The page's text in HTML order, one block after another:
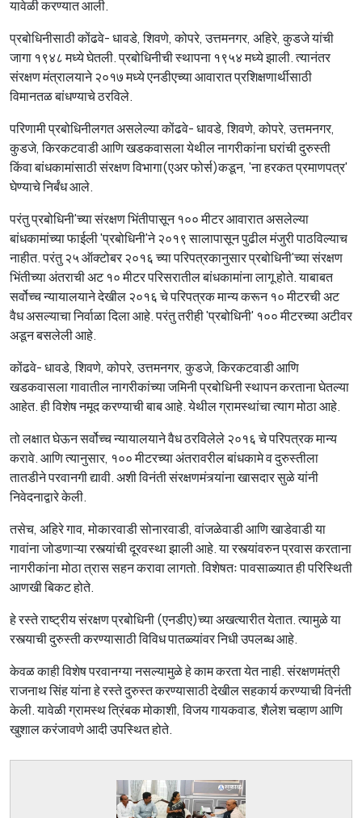
यावेळी करण्यात आली.
प्रबोधिनीसाठी कोंढवे- धावडे, शिवणे, कोपरे, उत्तमनगर, अहिरे, कुडजे यांची
जागा १९४८ मध्ये घेतली. प्रबोधिनीची स्थापना १९५४ मध्ये झाली. त्यानंतर
संरक्षण मंत्रालयाने २०१७ मध्ये एनडीएच्या आवारात प्रशिक्षणार्थीसाठी
विमानतळ बांधण्याचे ठरविले.
परिणामी प्रबोधिनीलगत असलेल्या कोंढवे- धावडे, शिवणे, कोपरे, उत्तमनगर,
कुडजे, किरकटवाडी आणि खडकवासला येथील नागरीकांना घरांची दुरुस्ती
किंवा बांधकामांसाठी संरक्षण विभागा(एअर फोर्स)कडून, 'ना हरकत प्रमाणपत्र'
घेण्याचे निर्बंध आले.
परंतु प्रबोधिनी'च्या संरक्षण भिंतीपासून १०० मीटर आवारात असलेल्या
बांधकामांच्या फाईली 'प्रबोधिनी'ने २०१९ सालापासून पुढील मंजुरी पाठविल्याच
नाहीत. परंतु २५ ऑक्टोबर २०१६ च्या परिपत्रकानुसार प्रबोधिनी'च्या संरक्षण
भिंतीच्या अंतराची अट १० मीटर परिसरातील बांधकामांना लागू होते. याबाबत
सर्वोच्च न्यायालयाने देखील २०१६ चे परिपत्रक मान्य करून १० मीटरची अट
वैध असल्याचा निर्वाळा दिला आहे. परंतु तरीही 'प्रबोधिनी' १०० मीटरच्या अटीवर
अडून बसलेली आहे.
कोंढवे- धावडे, शिवणे, कोपरे, उत्तमनगर, कुडजे, किरकटवाडी आणि
खडकवासला गावातील नागरीकांच्या जमिनी प्रबोधिनी स्थापन करताना घेतल्या
आहेत. ही विशेष नमूद करण्याची बाब आहे. येथील ग्रामस्थांचा त्याग मोठा आहे.
तो लक्षात घेऊन सर्वोच्च न्यायालयाने वैध ठरविलेले २०१६ चे परिपत्रक मान्य
करावे. आणि त्यानुसार, १०० मीटरच्या अंतरावरील बांधकामे व दुरुस्तीला
तातडीने परवानगी द्यावी. अशी विनंती संरक्षणमंत्र्यांना खासदार सुळे यांनी
निवेदनाद्वारे केली.
तसेच, अहिरे गाव, मोकारवाडी सोनारवाडी, वांजळेवाडी आणि खाडेवाडी या
गावांना जोडणाऱ्या रस्त्यांची दूरवस्था झाली आहे. या रस्त्यांवरुन प्रवास करताना
नागरीकांना मोठा त्रास सहन करावा लागतो. विशेषतः पावसाळ्यात ही परिस्थिती
आणखी बिकट होते.
हे रस्ते राष्ट्रीय संरक्षण प्रबोधिनी (एनडीए)च्या अखत्यारीत येतात. त्यामुळे या
रस्त्याची दुरुस्ती करण्यासाठी विविध पातळ्यांवर निधी उपलब्ध आहे.
केवळ काही विशेष परवानग्या नसल्यामुळे हे काम करता येत नाही. संरक्षणमंत्री
राजनाथ सिंह यांना हे रस्ते दुरुस्त करण्यासाठी देखील सहकार्य करण्याची विनंती
केली. यावेळी ग्रामस्थ त्रिंबक मोकाशी, विजय गायकवाड, शैलेश चव्हाण आणि
खुशाल करंजावणे आदी उपस्थित होते.